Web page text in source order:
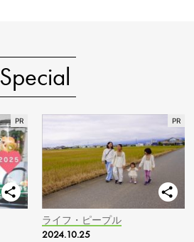
Special
ライフ・ピープル
2024.10.25